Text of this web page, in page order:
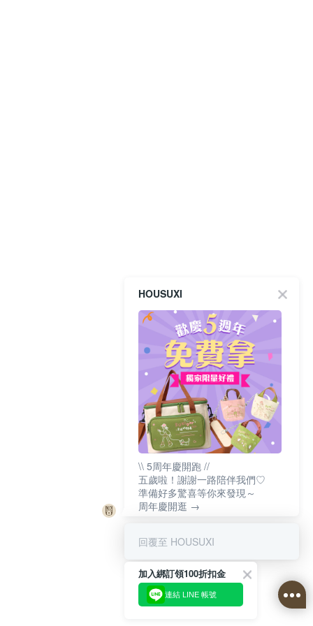
HOUSUXI
\\ 5周年慶開跑 //
五歲啦！謝謝一路陪伴我們♡
準備好多驚喜等你來發現～
周年慶開逛 →
回覆至 HOUSUXI
加入綁訂領100折扣金
連結 LINE 帳號